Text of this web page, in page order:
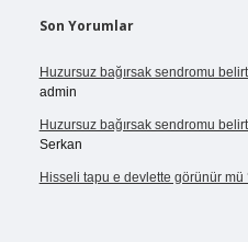
Son Yorumlar
Huzursuz bağırsak sendromu
admin
Huzursuz bağırsak sendromu
Serkan
Hisseli tapu e devlette görünür mü